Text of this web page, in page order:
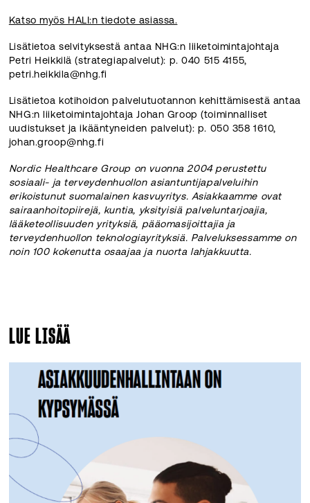
Katso myös HALI:n tiedote asiassa.
Lisätietoa selvityksestä antaa NHG:n liiketoimintajohtaja
Petri Heikkilä (strategiapalvelut): p. 040 515 4155,
petri.heikkila@nhg.fi
Lisätietoa kotihoidon palvelutuotannon kehittämisestä antaa
NHG:n liiketoimintajohtaja Johan Groop (toiminnalliset
uudistukset ja ikääntyneiden palvelut): p. 050 358 1610,
johan.groop@nhg.fi
Nordic Healthcare Group on vuonna 2004 perustettu
sosiaali- ja terveydenhuollon asiantuntijapalveluihin
erikoistunut suomalainen kasvuyritys. Asiakkaamme ovat
sairaanhoitopiirejä, kuntia, yksityisiä palveluntarjoajia,
lääketeollisuuden yrityksiä, pääomasijoittajia ja
terveydenhuollon teknologiayrityksiä. Palveluksessamme on
noin 100 kokenutta osaajaa ja nuorta lahjakkuutta.
LUE LISÄÄ